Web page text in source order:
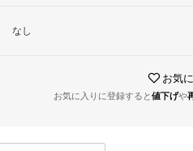
なし
お気
お気に入りに登録すると値下げや